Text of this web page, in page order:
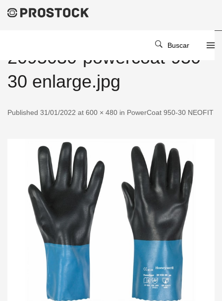
Buscar
2095030-powercoat-950-
30 enlarge.jpg
Published 31/01/2022 at 600 × 480 in PowerCoat 950-30 NEOFIT